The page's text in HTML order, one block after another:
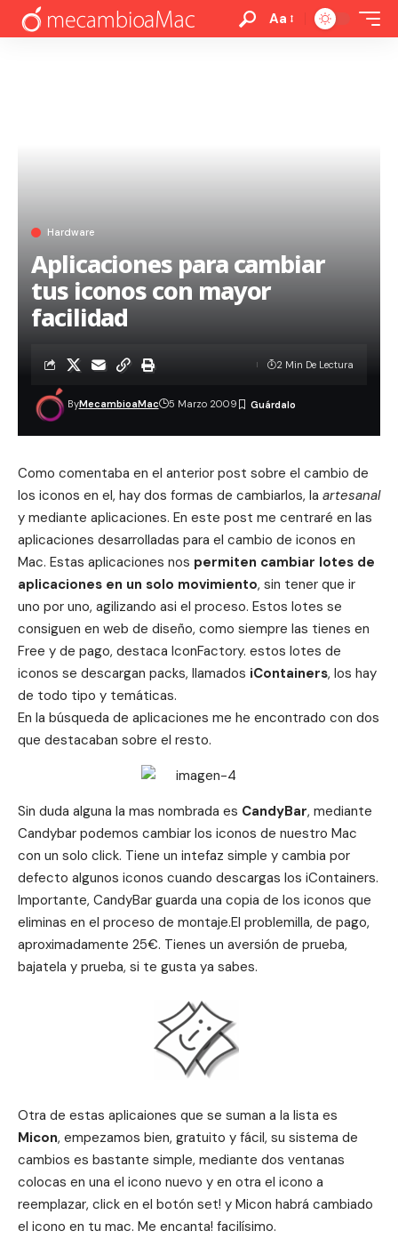
Aa
Hardware
Aplicaciones para cambiar
tus iconos con mayor
facilidad
ByMecambioaMac 5 Marzo 2009
2 Min De Lectura
Como comentaba en el anterior post sobre el cambio de
los iconos en el, hay dos formas de cambiarlos, la artesanal
y mediante aplicaciones. En este post me centraré en las
aplicaciones desarrolladas para el cambio de iconos en
Mac. Estas aplicaciones nos permiten cambiar lotes de
aplicaciones en un solo movimiento, sin tener que ir
uno por uno, agilizando asi el proceso. Estos lotes se
consiguen en web de diseño, como siempre las tienes en
Free y de pago, destaca IconFactory. estos lotes de
iconos se descargan packs, llamados iContainers, los hay
de todo tipo y temáticas.
En la búsqueda de aplicaciones me he encontrado con dos
que destacaban sobre el resto.
Sin duda alguna la mas nombrada es CandyBar, mediante
Candybar podemos cambiar los iconos de nuestro Mac
con un solo click. Tiene un intefaz simple y cambia por
defecto algunos iconos cuando descargas los iContainers.
Importante, CandyBar guarda una copia de los iconos que
eliminas en el proceso de montaje.El problemilla, de pago,
aproximadamente 25€. Tienes un aversión de prueba,
bajatela y prueba, si te gusta ya sabes.
Otra de estas aplicaiones que se suman a la lista es
Micon, empezamos bien, gratuito y fácil, su sistema de
cambios es bastante simple, mediante dos ventanas
colocas en una el icono nuevo y en otra el icono a
reemplazar, click en el botón set! y Micon habrá cambiado
el icono en tu mac. Me encanta! facilísimo.